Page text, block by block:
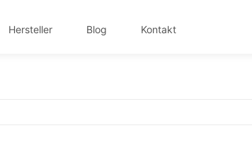
Hersteller Blog Kontakt